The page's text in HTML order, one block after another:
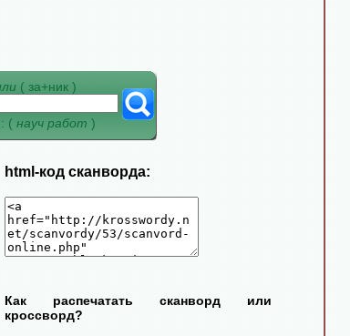
( за+ник )
( науч работ )
html-код сканворда:
Как распечатать сканворд или
кроссворд?